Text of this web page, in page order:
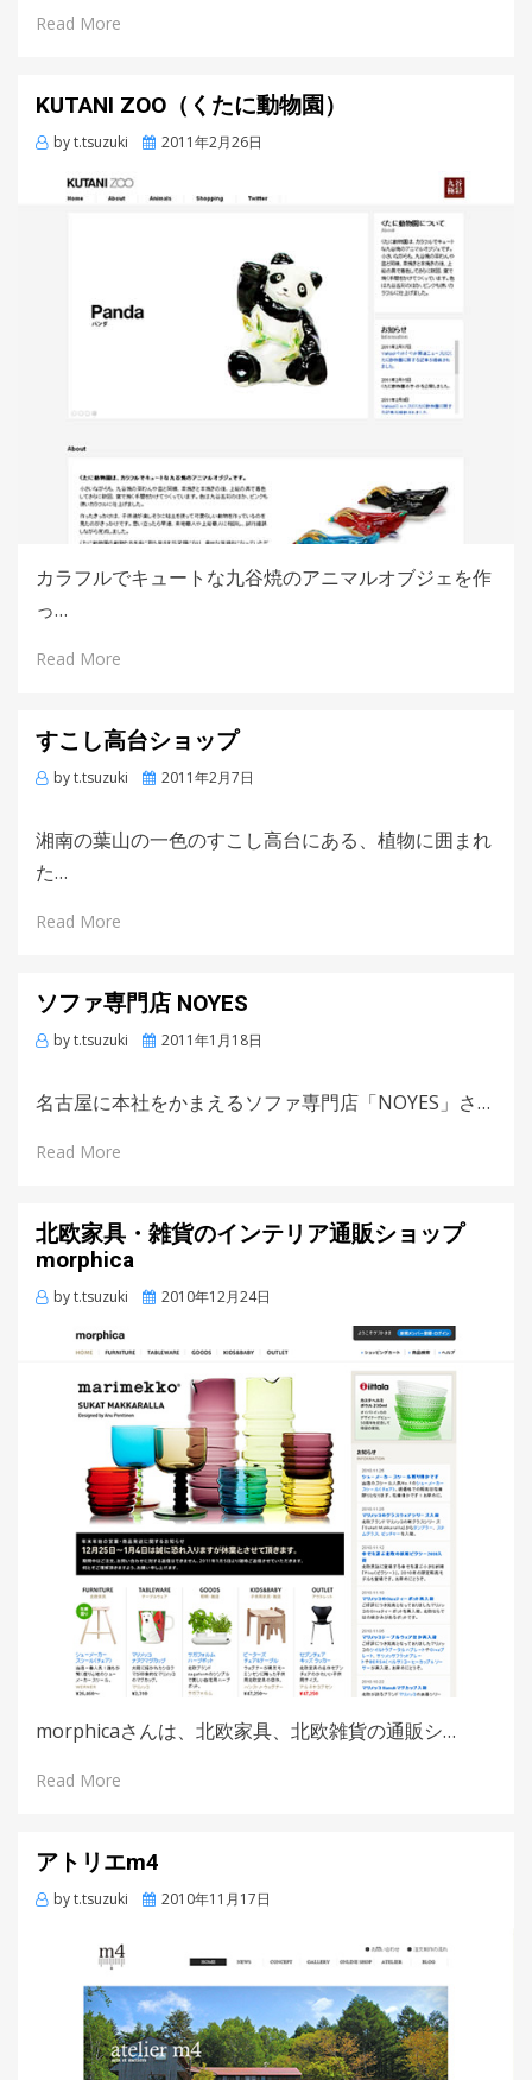
Read More
KUTANI ZOO（くたに動物園）
byt.tsuzuki
Posted
2011年2月26日
カラフルでキュートな九谷焼のアニマルオブジェを作
っ…
Read More
すこし高台ショップ
byt.tsuzuki
Posted
2011年2月7日
湘南の葉山の一色のすこし高台にある、植物に囲まれ
た…
Read More
ソファ専門店 NOYES
byt.tsuzuki
Posted
2011年1月18日
名古屋に本社をかまえるソファ専門店「NOYES」さ…
Read More
北欧家具・雑貨のインテリア通販ショップ
morphica
byt.tsuzuki
Posted
2010年12月24日
morphicaさんは、北欧家具、北欧雑貨の通販シ…
Read More
アトリエm4
byt.tsuzuki
Posted
2010年11月17日